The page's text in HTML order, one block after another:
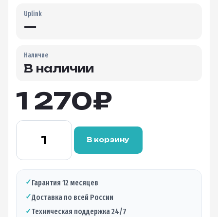
Uplink
—
Наличие
В наличии
1 270₽
Количество
Оптический
трансивер
BTL-
S1W520L,
1.25Гбит/c,
1550нм,
20км,
В корзину
✓Гарантия 12 месяцев
✓Доставка по всей России
✓Техническая поддержка 24/7